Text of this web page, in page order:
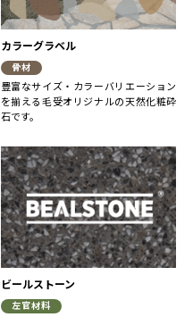
カラーグラベル
骨材
豊富なサイズ・カラーバリエーション
を揃える毛受オリジナルの天然化粧砕
石です。
ビールストーン
左官材料